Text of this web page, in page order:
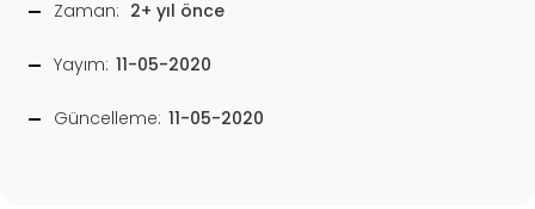
Zaman: 2+ yıl önce
Yayım: 11-05-2020
Güncelleme: 11-05-2020